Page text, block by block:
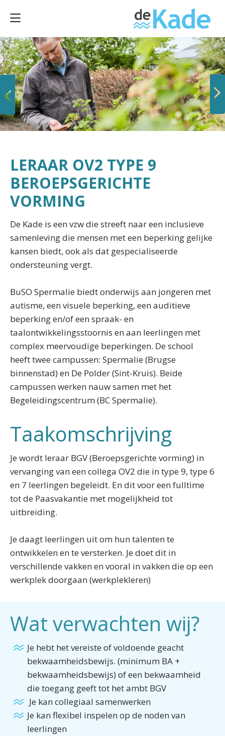
Vorige
Volgende
LERAAR OV2 TYPE 9
BEROEPSGERICHTE
VORMING
De Kade is een vzw die streeft naar een inclusieve
samenleving die mensen met een beperking gelijke
kansen biedt, ook als dat gespecialiseerde
ondersteuning vergt.
BuSO Spermalie biedt onderwijs aan jongeren met
autisme, een visuele beperking, een auditieve
beperking en/of een spraak- en
taalontwikkelingsstoornis en aan leerlingen met
complex meervoudige beperkingen. De school
heeft twee campussen: Spermalie (Brugse
binnenstad) en De Polder (Sint-Kruis). Beide
campussen werken nauw samen met het
Begeleidingscentrum (BC Spermalie).
Taakomschrijving
Je wordt leraar BGV (Beroepsgerichte vorming) in
vervanging van een collega OV2 die in type 9, type 6
en 7 leerlingen begeleidt. En dit voor een fulltime
tot de Paasvakantie met mogelijkheid tot
uitbreiding.
Je daagt leerlingen uit om hun talenten te
ontwikkelen en te versterken. Je doet dit in
verschillende vakken en vooral in vakken die op een
werkplek doorgaan (werkplekleren)
Wat verwachten wij?
Je hebt het vereiste of voldoende geacht
bekwaamheidsbewijs. (minimum BA +
bekwaamheidsbewijs) of een bekwaamheid
die toegang geeft tot het ambt BGV
Je kan collegiaal samenwerken
Je kan flexibel inspelen op de noden van
leerlingen